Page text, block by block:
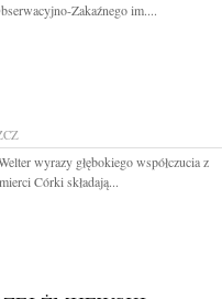
Zakaźnego im....
wyrazy głębokiego współczucia z
Córki składają...